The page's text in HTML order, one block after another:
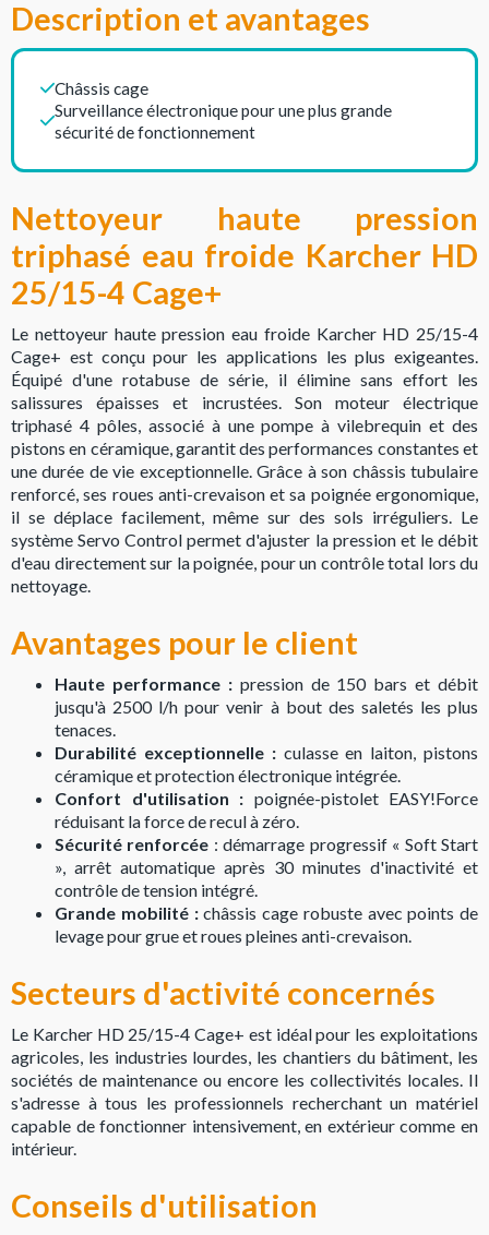
Description et avantages
Châssis cage
Surveillance électronique pour une plus grande
sécurité de fonctionnement
Nettoyeur haute pression
triphasé eau froide Karcher HD
25/15-4 Cage+
Le nettoyeur haute pression eau froide Karcher HD 25/15-4
Cage+ est conçu pour les applications les plus exigeantes.
Équipé d'une rotabuse de série, il élimine sans effort les
salissures épaisses et incrustées. Son moteur électrique
triphasé 4 pôles, associé à une pompe à vilebrequin et des
pistons en céramique, garantit des performances constantes et
une durée de vie exceptionnelle. Grâce à son châssis tubulaire
renforcé, ses roues anti-crevaison et sa poignée ergonomique,
il se déplace facilement, même sur des sols irréguliers. Le
système Servo Control permet d'ajuster la pression et le débit
d'eau directement sur la poignée, pour un contrôle total lors du
nettoyage.
Avantages pour le client
Haute performance :pression de 150 bars et débit
jusqu'à 2500 l/h pour venir à bout des saletés les plus
tenaces.
Durabilité exceptionnelle :culasse en laiton, pistons
céramique et protection électronique intégrée.
Confort d'utilisation : poignée-pistolet EASY!Force
réduisant la force de recul à zéro.
Sécurité renforcée : démarrage progressif « Soft Start
», arrêt automatique après 30 minutes d'inactivité et
contrôle de tension intégré.
Grande mobilité :châssis cage robuste avec points de
levage pour grue et roues pleines anti-crevaison.
Secteurs d'activité concernés
Le Karcher HD 25/15-4 Cage+ est idéal pour les exploitations
agricoles, les industries lourdes, les chantiers du bâtiment, les
sociétés de maintenance ou encore les collectivités locales. Il
s'adresse à tous les professionnels recherchant un matériel
capable de fonctionner intensivement, en extérieur comme en
intérieur.
Conseils d'utilisation